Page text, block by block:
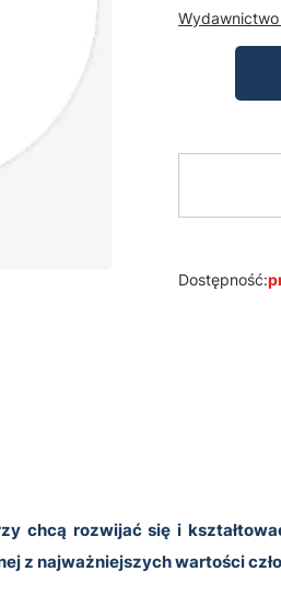
Wydawnictwo
Dostępność:
chcą rozwijać się i
z najważniejszych wartości